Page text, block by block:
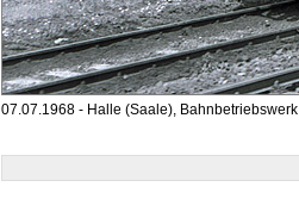
07.07.1968 - Halle (Saale),